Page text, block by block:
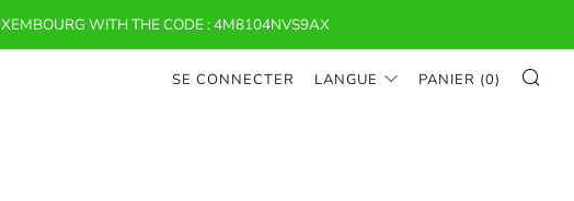
WITH THE CODE : 4M8104NVS9AX
SE CONNECTER LANGUE PANIER (0)